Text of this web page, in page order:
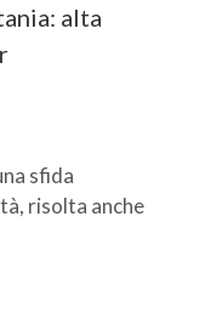
alta
sfida
risolta anche